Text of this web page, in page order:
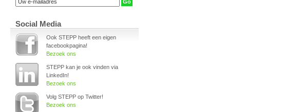
Social Media
Ook STEPP heeft een eigen
facebookpagina!
Bezoek ons
STEPP kan je ook vinden via
LinkedIn!
Bezoek ons
Volg STEPP op Twitter!
Bezoek ons